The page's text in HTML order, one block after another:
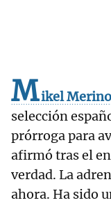
Mikel Merino
selección
prórroga para
afirmó tras el
verdad. La
ahora. Ha sido